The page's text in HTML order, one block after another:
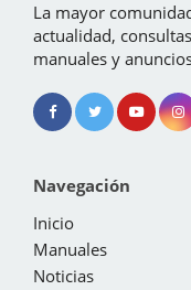
La mayor
actualidad,
manuales y
Navegación
Inicio
Manuales
Noticias